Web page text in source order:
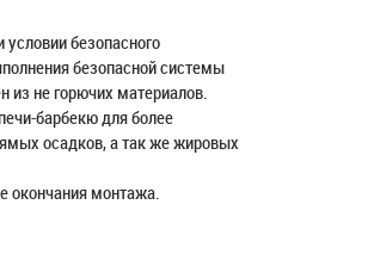
безопасного
безопасной системы
из не горючих материалов.
барбекю для более
осадков, а так же жировых
окончания монтажа.